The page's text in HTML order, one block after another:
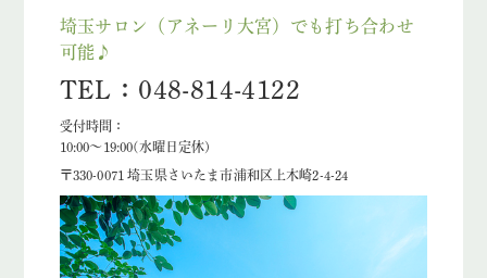
埼玉サロン（アネーリ大宮）でも打ち合わせ
可能♪
TEL：048-814-4122
受付時間：
10:00〜19:00(水曜日定休)
〒330-0071 埼玉県さいたま市浦和区上木崎2-4-24